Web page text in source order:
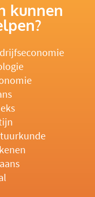
kunnen